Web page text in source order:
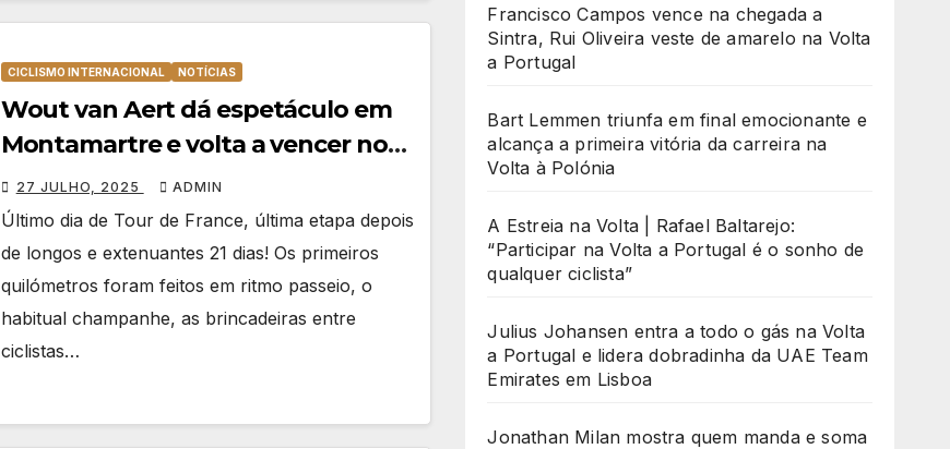
CICLISMO INTERNACIONAL NOTÍCIAS
Wout van Aert dá espetáculo em
Montamartre e volta a vencer no
Tour e nos Campos Elísios
27 JULHO, 2025 ADMIN
Último dia de Tour de France, última etapa depois
de longos e extenuantes 21 dias! Os primeiros
quilómetros foram feitos em ritmo passeio, o
habitual champanhe, as brincadeiras entre
ciclistas…
Francisco Campos vence na chegada a
Sintra, Rui Oliveira veste de amarelo na Volta
a Portugal
Bart Lemmen triunfa em final emocionante e
alcança a primeira vitória da carreira na
Volta à Polónia
A Estreia na Volta | Rafael Baltarejo:
“Participar na Volta a Portugal é o sonho de
qualquer ciclista”
Julius Johansen entra a todo o gás na Volta
a Portugal e lidera dobradinha da UAE Team
Emirates em Lisboa
Jonathan Milan mostra quem manda e soma